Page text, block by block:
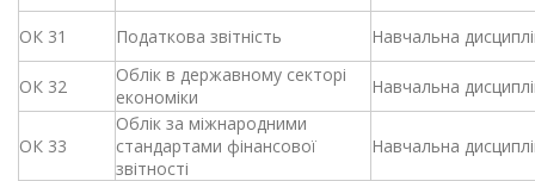
ОК 31 Податкова звітність Навчальна
ОК 32
Облік в державному секторі
економіки
Навчальна
ОК 33
Облік за міжнародними
стандартами фінансової
звітності
Навчальна